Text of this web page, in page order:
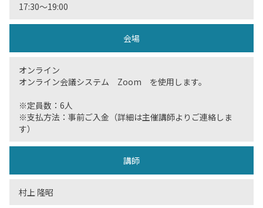
17:30〜19:00
会場
オンライン
オンライン会議システム Zoom を使用します。
※定員数：6人
※支払方法：事前ご入金（詳細は主催講師よりご連絡しま
す）
講師
村上 隆昭